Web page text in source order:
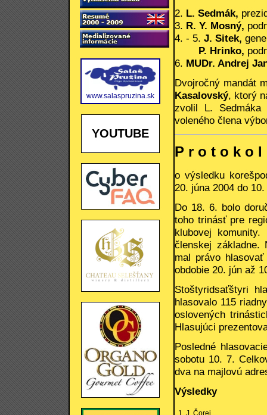
www.salaspruzina.sk
YOUTUBE
2. L. Sedmák,
3. R. Y. Mosný,
4. - 5. J. Sitek,
P. Hrinko,
6. MUDr. Andrej
Dvojročný mandát
Kasalovský, ktorý
zvolil L.
voleného člena
P r o t o k o l
o výsledku
20. júna 2004 do
Do 18. 6. bolo
toho trinásť pre
klubovej
členskej základne.
mal právo
obdobie 20. jún až
Stoštyridsaťštyri
hlasovalo 115
oslovených
Hlasujúci
Posledné
sobotu 10. 7.
dva na majlovú
Výsledky
1. J. Čorej